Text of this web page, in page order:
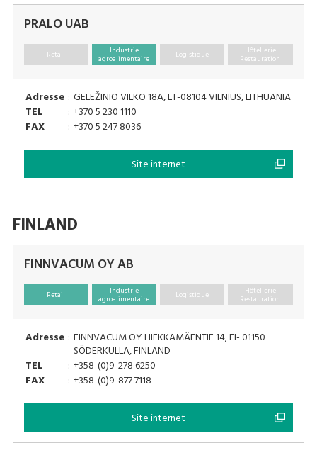
PRALO UAB
Retail Industrie
agroalimentaire Logistique Hôtellerie
Restauration
Adresse : GELEŽINIO VILKO 18A, LT-08104 VILNIUS, LITHUANIA
TEL
: +370 5 230 1110
FAX
: +370 5 247 8036
Site internet
FINLAND
FINNVACUM OY AB
Retail Industrie
agroalimentaire Logistique Hôtellerie
Restauration
Adresse : FINNVACUM OY HIEKKAMÄENTIE 14, FI- 01150
SÖDERKULLA, FINLAND
TEL
: +358-(0)9-278 6250
FAX
: +358-(0)9-877 7118
Site internet